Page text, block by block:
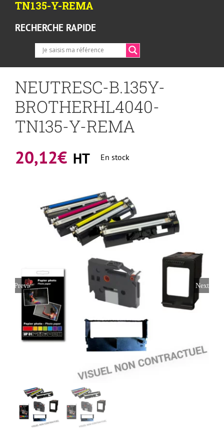
TN135-Y-REMA
RECHERCHE RAPIDE
NEUTRESC-B.135Y-
BROTHERHL4040-
TN135-Y-REMA
20,12€ HT En stock
Previous Next